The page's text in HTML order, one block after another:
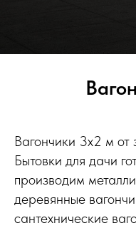
Вагончики 3х2 м
Бытовки для дачи
производим
деревянные
сантехнические